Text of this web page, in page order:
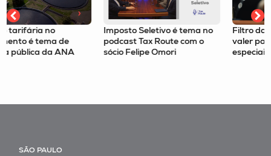
Imposto Seletivo é tema no
podcast Tax Route com o
sócio Felipe Omori
Filtro da relevância passa a
valer para recursos
especiais no STJ
SÃO PAULO